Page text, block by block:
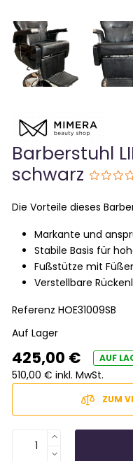
Barberstuhl
schwarz
Die Vorteile dieses
Markante und
Stabile Basis für
Fußstütze mit
Verstellbare
ReferenzHOE31009SB
Auf Lager
425,00 € AUF
510,00 € inkl. MwSt.
ZUM